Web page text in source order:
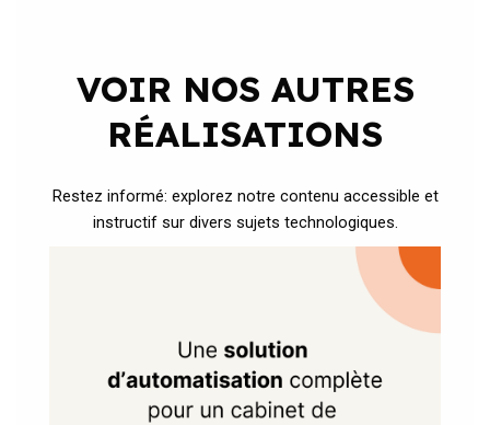
VOIR NOS AUTRES
RÉALISATIONS
Restez informé: explorez notre contenu accessible et
instructif sur divers sujets technologiques.